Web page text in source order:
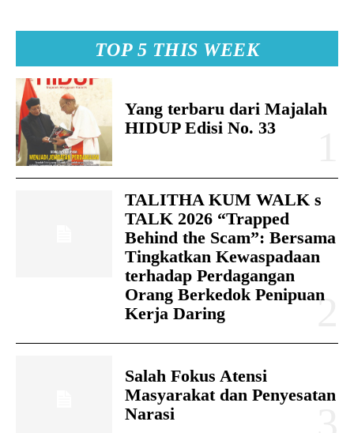
TOP 5 THIS WEEK
Yang terbaru dari Majalah
HIDUP Edisi No. 33
TALITHA KUM WALK s
TALK 2026 “Trapped
Behind the Scam”: Bersama
Tingkatkan Kewaspadaan
terhadap Perdagangan
Orang Berkedok Penipuan
Kerja Daring
Salah Fokus Atensi
Masyarakat dan Penyesatan
Narasi